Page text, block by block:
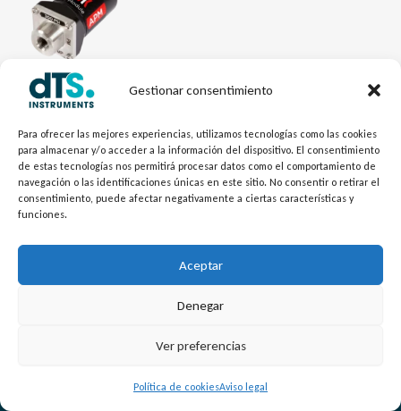
Gestionar consentimiento
Para ofrecer las mejores experiencias, utilizamos tecnologías como las cookies
para almacenar y/o acceder a la información del dispositivo. El consentimiento
de estas tecnologías nos permitirá procesar datos como el comportamiento de
navegación o las identificaciones únicas en este sitio. No consentir o retirar el
consentimiento, puede afectar negativamente a ciertas características y
funciones.
Aceptar
Denegar
Ver preferencias
Política de cookiesAviso legal
Calibración - dTSCal
Módulo Externo Presión APM
L
i
n
u